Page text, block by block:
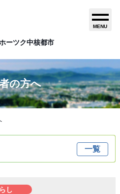
ーツク中核都市
MENU
の方へ
一覧
し